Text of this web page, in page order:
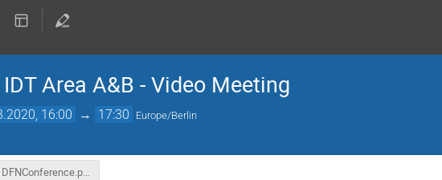
Area A&B - Video Meeting
16:00 → 17:30 Europe/Berlin
DFNConference.pdf